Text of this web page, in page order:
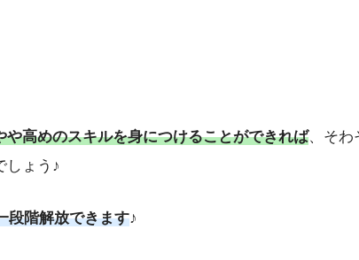
や高めのスキルを身につけることができれば、そわ
しょう♪
段階解放できます♪